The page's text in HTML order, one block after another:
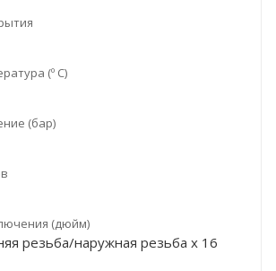
(º С)
(бар)
(дюйм)
резьба/наружная резьба х 16